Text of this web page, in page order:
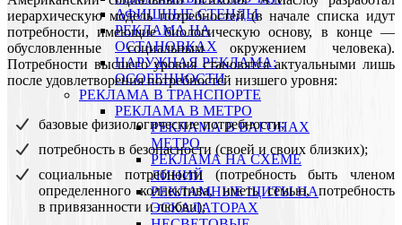
АФИШНЫЕ СТЕНДЫ
РЕКЛАМА НА
ОСТАНОВКАХ
НАРУЖНАЯ РЕКЛАМА:
ОСОБЕННОСТИ
РЕКЛАМА В ТРАНСПОРТЕ
РЕКЛАМА В МЕТРО
РЕКЛАМА В ВАГОНАХ
МЕТРО
РЕКЛАМА НА СХЕМЕ
ЛИНИЙ
РЕКЛАМНЫЕ ЩИТЫ НА
ЭСКАЛАТОРАХ
иерархическую модель потребностей (в начале списка идут
потребности, имеющие биологическую основу, в конце —
обусловленные социальным окружением человека).
Потребности высшего уровня становятся актуальными лишь
после удовлетворения потребностей низшего уровня:
базовые физиологические потребности;
потребность в безопасности (своей и своих близких);
социальные потребности (потребность быть членом
определенного коллектива, иметь семью, потребность
в привязанности и любви);